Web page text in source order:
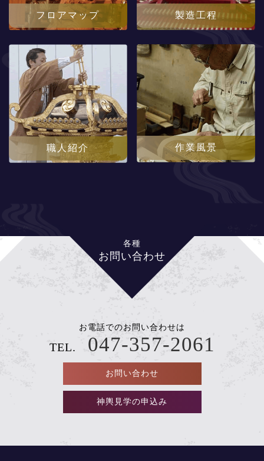
フロアマップ 製造工程
職人紹介 作業風景
各種
お問い合わせ
お電話でのお問い合わせは
TEL. 047-357-2061
お問い合わせ
神輿見学の申込み